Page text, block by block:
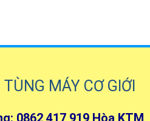
MÁY CƠ GIỚI
0862 417 919 Hòa KTM